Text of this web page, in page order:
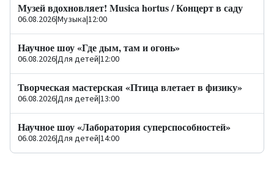
Музей вдохновляет! Musica hortus / Концерт в саду
06.08.2026|Музыка|12:00
Научное шоу «Где дым, там и огонь»
06.08.2026|Для детей|12:00
Творческая мастерская «Птица влетает в физику»
06.08.2026|Для детей|13:00
Научное шоу «Лаборатория суперспособностей»
06.08.2026|Для детей|14:00